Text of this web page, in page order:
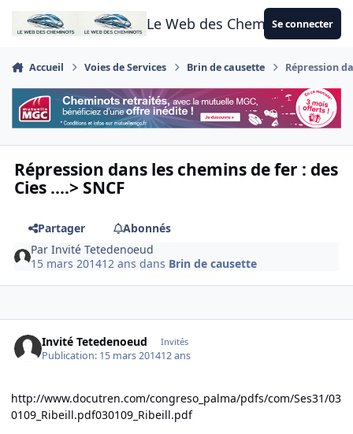
Aller au contenu
Le Web des CheminotsSe connecter
Accueil Voies de Services Brin de causette Répression
Répression dans les chemins de fer : des
Cies ....> SNCF
Partager
Abonnés
ParInvité Tetedenoeud
15 mars 201412 ans dans Brin de causette
Invité Tetedenoeud Invités
Publication: 15 mars 201412 ans
http://www.docutren.com/congreso_palma/pdfs/com/Ses31/03
0109_Ribeill.pdf030109_Ribeill.pdf